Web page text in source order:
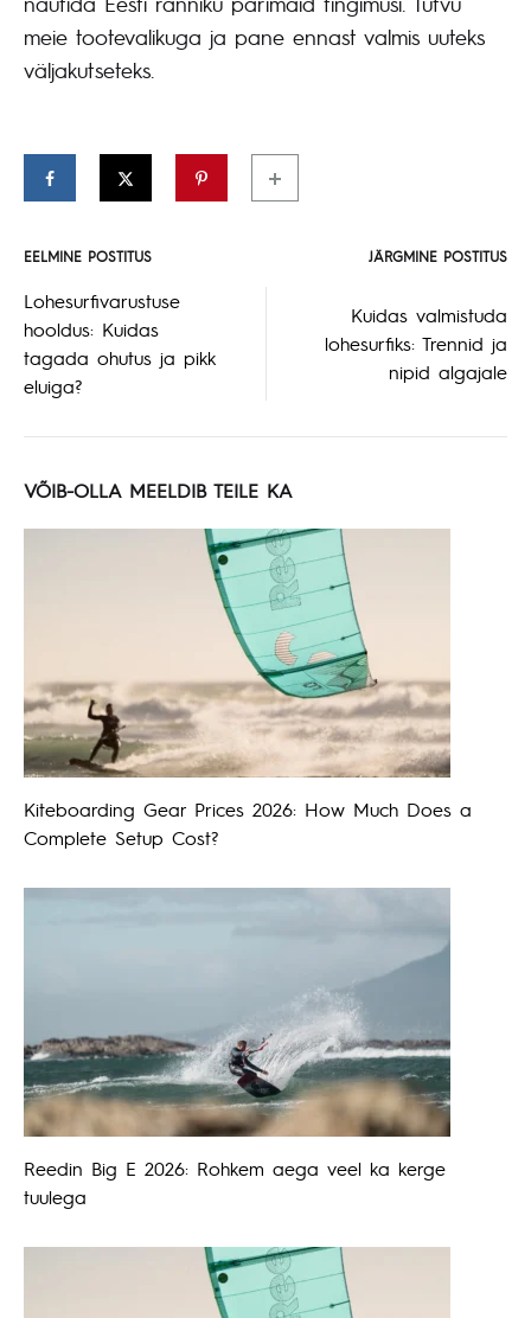
meie tootevalikuga ja pane ennast valmis uuteks
väljakutseteks.
Postituse
navigeerimine
EELMINE POSTITUS JÄRGMINE POSTITUS
Lohesurfivarustuse
hooldus: Kuidas
tagada ohutus ja pikk
eluiga?
Kuidas valmistuda
lohesurfiks: Trennid ja
nipid algajale
VÕIB-OLLA MEELDIB TEILE KA
Kiteboarding Gear Prices 2026: How Much Does a
Complete Setup Cost?
Reedin Big E 2026: Rohkem aega veel ka kerge
tuulega